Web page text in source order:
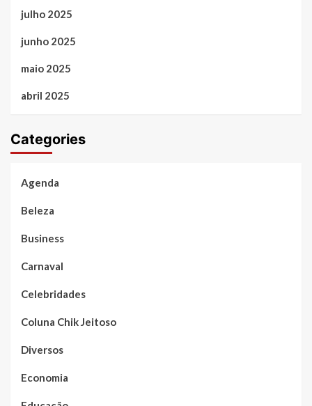
julho 2025
junho 2025
maio 2025
abril 2025
Categories
Agenda
Beleza
Business
Carnaval
Celebridades
Coluna Chik Jeitoso
Diversos
Economia